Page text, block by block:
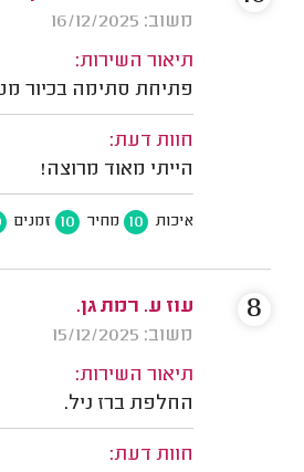
משוב: 16/12/2025
תיאור השירות:
פתיחת סתימה בכיור
חוות דעת:
הייתי מאוד מרוצה!
איכות 10 מחיר 10 זמנים
עוז ע. רמת גן.
משוב: 15/12/2025
תיאור השירות:
החלפת ברז ניל.
חוות דעת:
8